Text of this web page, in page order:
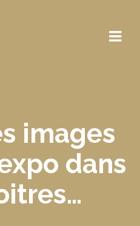
images
dans